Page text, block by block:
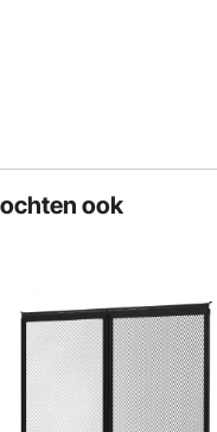
ook